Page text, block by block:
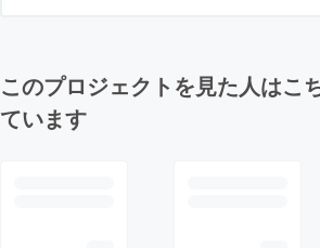
このプロジェクトを見た人はこ
ています